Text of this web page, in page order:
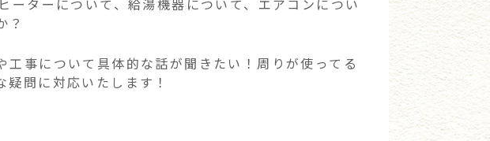
ーターについて、給湯機器について、エアコンについ
？
工事について具体的な話が聞きたい！周りが使ってる
問に対応いたします！